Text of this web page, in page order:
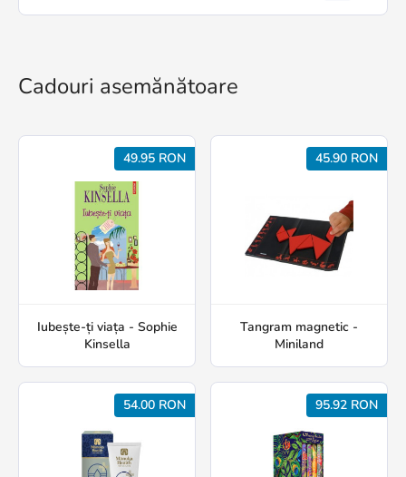
Cadouri asemănătoare
49.95 RON
Iubește-ți viața - Sophie
Kinsella
45.90 RON
Tangram magnetic -
Miniland
54.00 RON 95.92 RON